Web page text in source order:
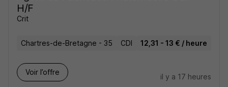
H/F
Crit
Chartres-de-Bretagne - 35 CDI 12,31 - 13 € / heure
Voir l’offre
il y a 17 heures